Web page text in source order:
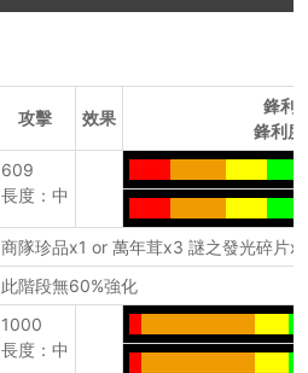
攻擊 效果
鋒利
鋒利
609
長度：中
商隊珍品x1 or 萬年茸x3 謎之發光碎片
此階段無60%強化
1000
長度：中